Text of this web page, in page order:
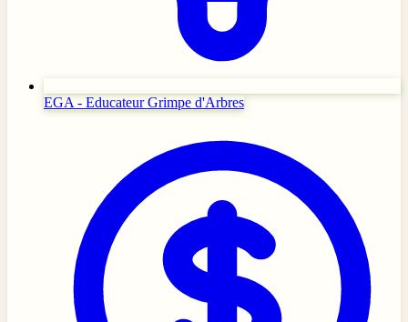
EGA - Educateur Grimpe d'Arbres